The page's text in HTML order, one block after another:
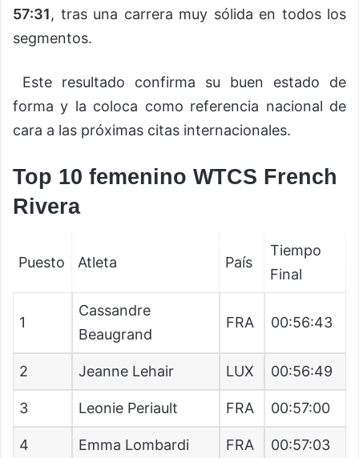
57:31, tras una carrera muy sólida en todos los
segmentos.
Este resultado confirma su buen estado de
forma y la coloca como referencia nacional de
cara a las próximas citas internacionales.
Top 10 femenino WTCS French
Rivera
Puesto Atleta País
Tiempo
Final
1
Cassandre
Beaugrand
FRA 00:56:43
2 Jeanne Lehair LUX 00:56:49
3 Leonie Periault FRA 00:57:00
4 Emma Lombardi FRA 00:57:03